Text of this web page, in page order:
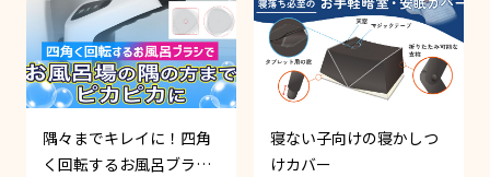
隅々までキレイに！四角
く回転するお風呂ブラ
寝ない子向けの寝かしつ
けカバー